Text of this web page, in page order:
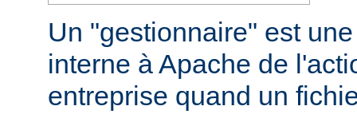
Un "gestionnaire" est
interne à Apache de
entreprise quand un